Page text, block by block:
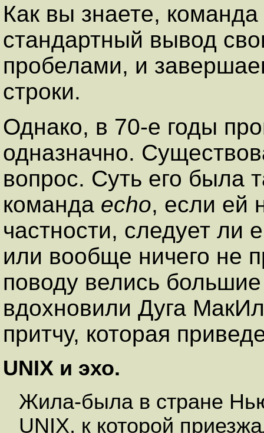
Как вы знаете, команда
стандартный вывод
пробелами, и
строки.
Однако, в 70-е годы
одназначно.
вопрос. Суть его была
команда echo, если ей
частности, следует ли
или вообще ничего не
поводу велись
вдохновили Дуга
притчу, которая
UNIX и эхо.
Жила-была в стране
UNIX, к которой